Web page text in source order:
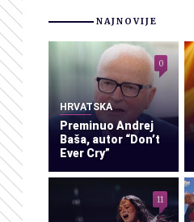
NAJNOVIJE
HRVATSKA
Preminuo Andrej
Baša, autor “Don’t
Ever Cry”
0
11